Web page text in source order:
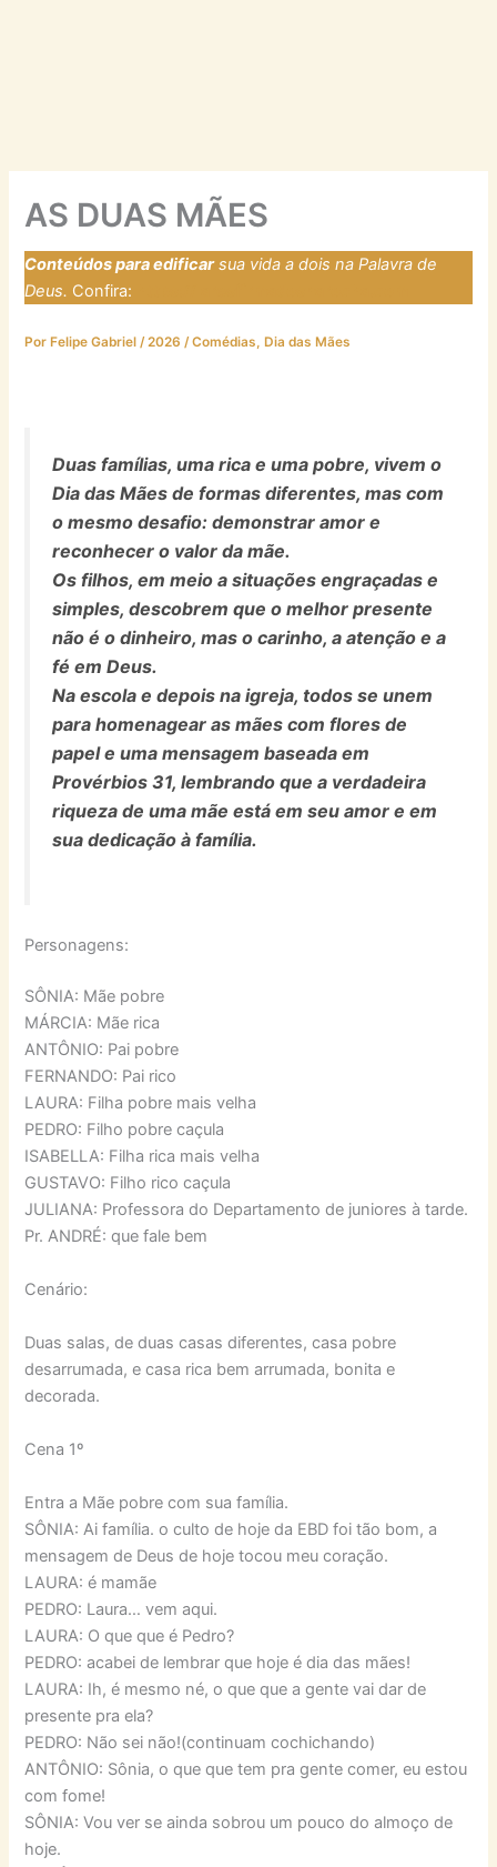
AS DUAS MÃES
Conteúdos para edificarsua vida a dois na Palavra de
Deus. Confira:
PorFelipe Gabriel /2026 /Comédias,Dia das Mães
Duas famílias, uma rica e uma pobre, vivem o
Dia das Mães de formas diferentes, mas com
o mesmo desafio: demonstrar amor e
reconhecer o valor da mãe.
Os filhos, em meio a situações engraçadas e
simples, descobrem que o melhor presente
não é o dinheiro, mas o carinho, a atenção e a
fé em Deus.
Na escola e depois na igreja, todos se unem
para homenagear as mães com flores de
papel e uma mensagem baseada em
Provérbios 31, lembrando que a verdadeira
riqueza de uma mãe está em seu amor e em
sua dedicação à família.
Personagens:
SÔNIA: Mãe pobre
MÁRCIA: Mãe rica
ANTÔNIO: Pai pobre
FERNANDO: Pai rico
LAURA: Filha pobre mais velha
PEDRO: Filho pobre caçula
ISABELLA: Filha rica mais velha
GUSTAVO: Filho rico caçula
JULIANA: Professora do Departamento de juniores à tarde.
Pr. ANDRÉ: que fale bem
Cenário:
Duas salas, de duas casas diferentes, casa pobre
desarrumada, e casa rica bem arrumada, bonita e
decorada.
Cena 1º
Entra a Mãe pobre com sua família.
SÔNIA: Ai família. o culto de hoje da EBD foi tão bom, a
mensagem de Deus de hoje tocou meu coração.
LAURA: é mamãe
PEDRO: Laura… vem aqui.
LAURA: O que que é Pedro?
PEDRO: acabei de lembrar que hoje é dia das mães!
LAURA: Ih, é mesmo né, o que que a gente vai dar de
presente pra ela?
PEDRO: Não sei não!(continuam cochichando)
ANTÔNIO: Sônia, o que que tem pra gente comer, eu estou
com fome!
SÔNIA: Vou ver se ainda sobrou um pouco do almoço de
hoje.